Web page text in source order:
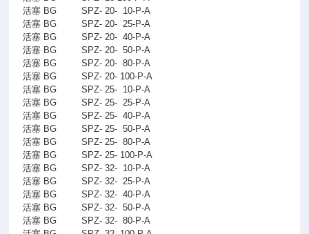
活塞 BG
SPZ- 20- 10-P-A
活塞 BG
SPZ- 20- 25-P-A
活塞 BG
SPZ- 20- 40-P-A
活塞 BG
SPZ- 20- 50-P-A
活塞 BG
SPZ- 20- 80-P-A
活塞 BG
SPZ- 20- 100-P-A
活塞 BG
SPZ- 25- 10-P-A
活塞 BG
SPZ- 25- 25-P-A
活塞 BG
SPZ- 25- 40-P-A
活塞 BG
SPZ- 25- 50-P-A
活塞 BG
SPZ- 25- 80-P-A
活塞 BG
SPZ- 25- 100-P-A
活塞 BG
SPZ- 32- 10-P-A
活塞 BG
SPZ- 32- 25-P-A
活塞 BG
SPZ- 32- 40-P-A
活塞 BG
SPZ- 32- 50-P-A
活塞 BG
SPZ- 32- 80-P-A